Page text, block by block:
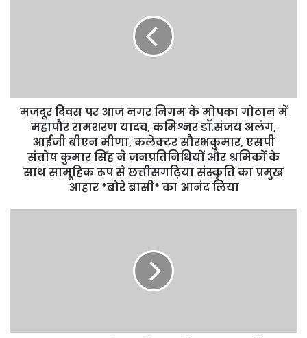
मजदूर दिवस पर आज नगर निगम के मोपका गोठान में
महापौर रामशरण यादव, कमिश्नर डॉ.संजय अलंग,
आईजी बीएन मीणा, कलेक्टर सौरभकुमार, एसपी
संतोष कुमार सिंह ने जनप्रतिनिधियों और श्रमिकों के
साथ सामूहिक रूप से छत्तीसगढ़िया संस्कृति का प्रमुख
आहार *बोरे बासी* का आनंद लिया